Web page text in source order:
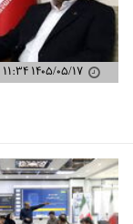
۱۴۰۵/۰۵/۱۷ ۱۱:۳۴